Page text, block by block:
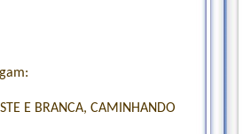
E BRANCA, CAMINHANDO